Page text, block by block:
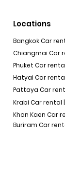
Locations
Bangkok Car
Chiangmai Car
Phuket Car rental
Hatyai Car
Pattaya Car
Krabi Car rental |
Khon Kaen Car
Buriram Car